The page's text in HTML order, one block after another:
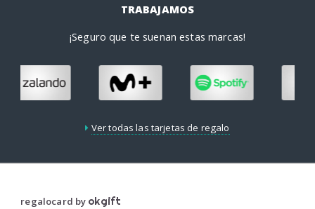
TRABAJAMOS
¡Seguro que te suenan estas marcas!
Ver todas las tarjetas de regalo
regalocard by okgift